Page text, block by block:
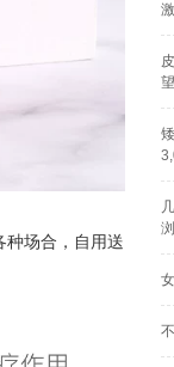
种场合，自用送